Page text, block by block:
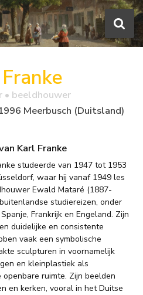
• beeldhouwer
Meerbusch (Duitsland)
Karl Franke
studeerde van 1947 tot 1953
waar hij vanaf 1949 les
Ewald Mataré (1887-
studiereizen, onder
Frankrijk en Engeland. Zijn
duidelijke en consistente
vaak een symbolische
sculpturen in voornamelijk
en kleinplastiek als
ruimte. Zijn beelden
en kerken, vooral in het Duitse